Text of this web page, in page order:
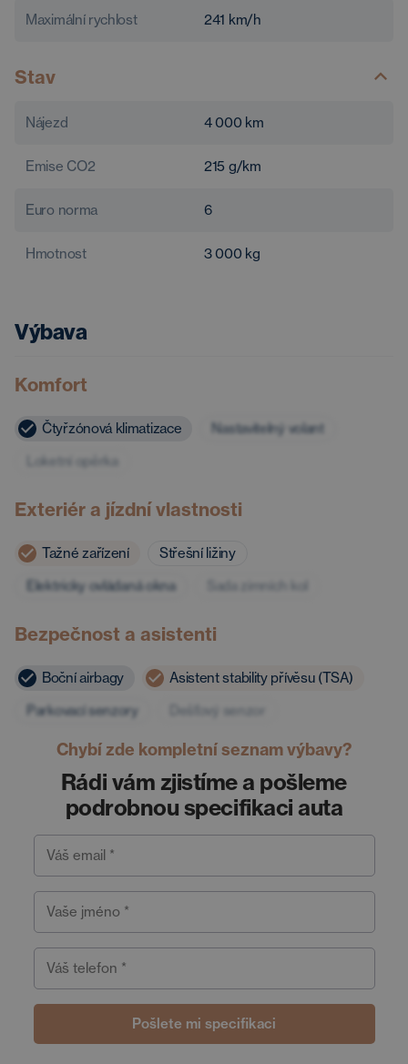
Maximální rychlost 241 km/h
Stav
Nájezd 4 000 km
Emise CO2 215 g/km
Euro norma 6
Hmotnost 3 000 kg
Výbava
Komfort
Čtyřzónová klimatizace
Nastavitelný volant
Loketní opěrka
Exteriér a jízdní vlastnosti
Tažné zařízení
Střešní ližiny
Elektricky ovládaná okna
Sada zimních kol
Bezpečnost a asistenti
Boční airbagy
Asistent stability přívěsu (TSA)
Parkovací senzory
Dešťový senzor
Chybí zde kompletní seznam výbavy?
Rádi vám zjistíme a pošleme
podrobnou specifikaci auta
Váš email *
Vaše jméno *
Váš telefon *
Pošlete mi specifikaci